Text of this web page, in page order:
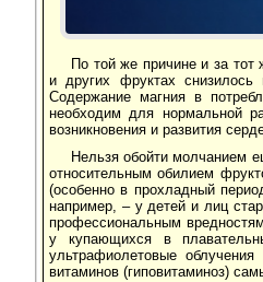
По той же причине и за
и других фруктах снизилось
Содержание магния в
необходим для нормальной
возникновения и развития
Нельзя обойти молчанием
относительным обилием
(особенно в прохладный
например, – у детей и лиц
профессиональным
у купающихся в
ультрафиолетовые
витаминов (гиповитаминоз)